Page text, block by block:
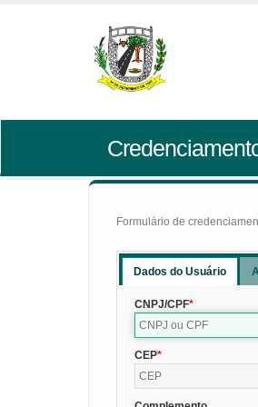
Formulário de
Dados do Usuário
CNPJ/CPF
CEP